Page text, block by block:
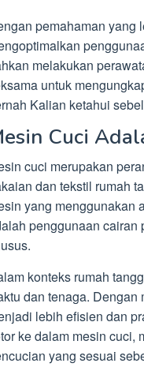
pemahaman yang
melakukan
untuk
Kalian ketahui
Cuci
cuci merupakan
dan tekstil rumah
yang menggunakan
penggunaan cairan
konteks rumah
dan tenaga. Dengan
lebih efisien dan
ke dalam mesin cuci,
yang sesuai